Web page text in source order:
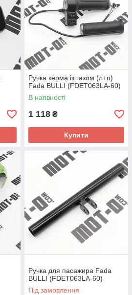
Ручка керма із газом (л+п)
Fada BULLI (FDET063LA-60)
В наявності
1 118 ₴
Купити
Ручка для пасажира Fada
BULLI (FDET063LA-60)
Під замовлення